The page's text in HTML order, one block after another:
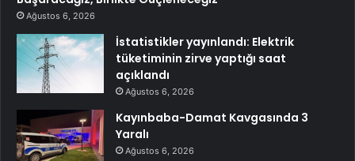
Ağustos 6, 2026
İstatistikler yayınlandı: Elektrik
tüketiminin zirve yaptığı saat
açıklandı
Ağustos 6, 2026
Kayınbaba-Damat Kavgasında 3
Yaralı
Ağustos 6, 2026